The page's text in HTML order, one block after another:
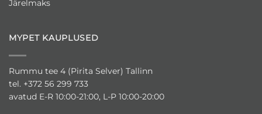
Järelmaks
MYPET KAUPLUSED
Rummu tee 4 (Pirita Selver) Tallinn
tel. +372 56 299 733
avatud E-R 10:00-21:00, L-P 10:00-20:00